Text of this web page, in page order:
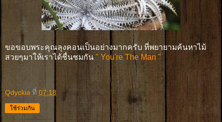
ขอขอบพระคุณลุงคอนเป็นอย่างมากครับ ที่พยายามค้นหาไม้
สวยๆมาให้เราได้ชื่นชมกัน " You're The Man "
Qdyckia ที่ 07:18
ใช้ร่วมกัน